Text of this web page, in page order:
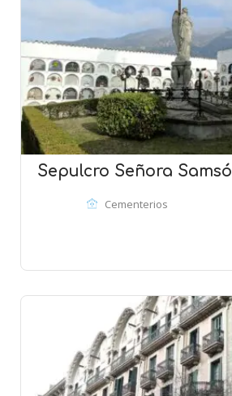
Sepulcro Señora Samsó
Cementerios